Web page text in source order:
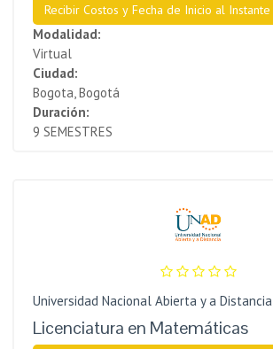
Recibir Costos y Fecha de Inicio al Instante
Modalidad:
Virtual
Ciudad:
Bogota, Bogotá
Duración:
9 SEMESTRES
Universidad Nacional Abierta y a Distancia
Licenciatura en Matemáticas